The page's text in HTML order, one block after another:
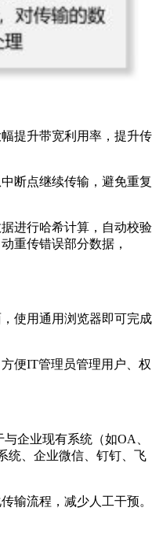
提升带宽利用率，提升传
断点继续传输，避免重复
进行哈希计算，自动校验
重传错误部分数据，
使用通用浏览器即可完成
便IT管理员管理用户、权
企业现有系统（如OA、
统、企业微信、钉钉、飞
输流程，减少人工干预。